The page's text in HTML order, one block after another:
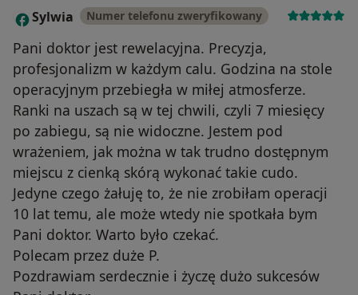
S Sylwia Numer telefonu zweryfikowany
Pani doktor jest rewelacyjna. Precyzja,
profesjonalizm w każdym calu. Godzina na stole
operacyjnym przebiegła w miłej atmosferze.
Ranki na uszach są w tej chwili, czyli 7 miesięcy
po zabiegu, są nie widoczne. Jestem pod
wrażeniem, jak można w tak trudno dostępnym
miejscu z cienką skórą wykonać takie cudo.
Jedyne czego żałuję to, że nie zrobiłam operacji
10 lat temu, ale może wtedy nie spotkała bym
Pani doktor. Warto było czekać.
Polecam przez duże P.
Pozdrawiam serdecznie i życzę dużo sukcesów